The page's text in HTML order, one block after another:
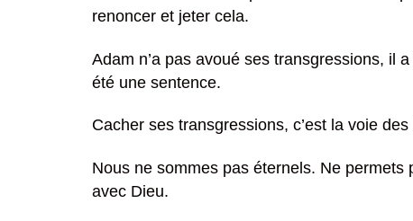
renoncer et jeter cela.
Adam n’a pas avoué ses transgressions, il
été une sentence.
Cacher ses transgressions, c’est la voie
Nous ne sommes pas éternels. Ne
avec Dieu.